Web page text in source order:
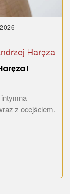
Haręza
I
z odejściem.